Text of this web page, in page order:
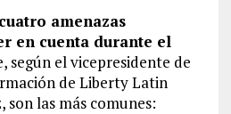
cuatro amenazas
en cuenta durante el
según el vicepresidente de
de Liberty Latin
son las más comunes: